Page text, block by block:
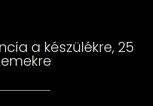
a készülékre, 25